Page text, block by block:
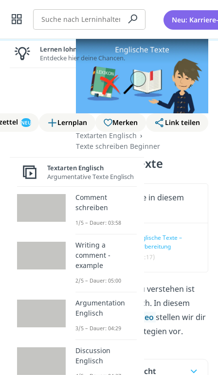
Suche Neu:
NEU Lernplan Merken
Link teilen
Textarten Englisch
Texte schreiben Beginner
Englische Texte
Wichtige Inhalte in diesem
Video
Englische Texte –
Vorbereitung
(00:17)
zu verstehen ist
nicht immer einfach. In diesem
Beitrag und im
Videostellen wir dir
hilfreiche Lesestrategien vor.
Inhaltsübersicht
Lernen lohnt sich!
Entdecke hier deine Chancen.
Textarten Englisch
Argumentative Texte Englisch
Comment
schreiben
1/5 – Dauer: 03:58
Writing a
comment -
example
2/5 – Dauer: 05:00
Argumentation
Englisch
3/5 – Dauer: 04:29
Discussion
Englisch